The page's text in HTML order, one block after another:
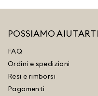
POSSIAMO
FAQ
Ordini e spedizioni
Resi e rimborsi
Pagamenti